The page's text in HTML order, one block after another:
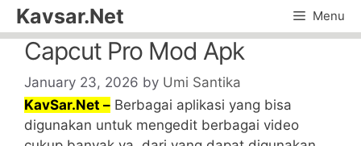
Skip
to
content
Kavsar.Net Menu
Capcut Pro Mod Apk
January 23, 2026 by Umi Santika
KavSar.Net – Berbagai aplikasi yang bisa
digunakan untuk mengedit berbagai video